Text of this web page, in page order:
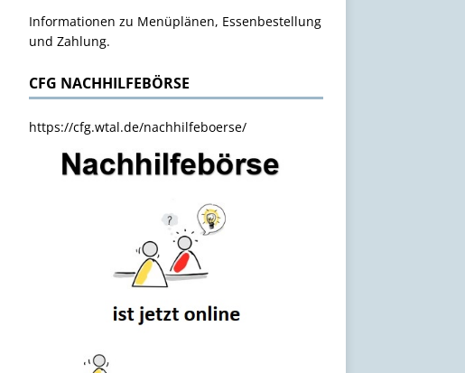
Informationen zu Menüplänen, Essenbestellung
und Zahlung.
CFG NACHHILFEBÖRSE
https://cfg.wtal.de/nachhilfeboerse/